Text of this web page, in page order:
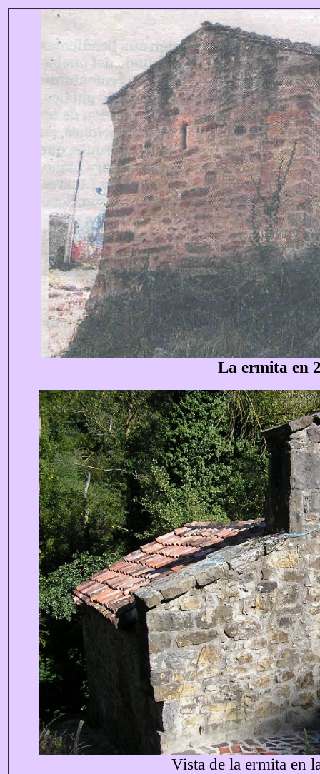
La ermita en
Vista de la ermita en